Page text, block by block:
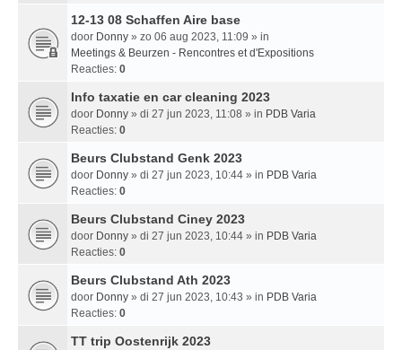
12-13 08 Schaffen Aire base
door Donny » zo 06 aug 2023, 11:09 » in
Meetings & Beurzen - Rencontres et d'Expositions
Reacties: 0
Info taxatie en car cleaning 2023
door Donny » di 27 jun 2023, 11:08 » in PDB Varia
Reacties: 0
Beurs Clubstand Genk 2023
door Donny » di 27 jun 2023, 10:44 » in PDB Varia
Reacties: 0
Beurs Clubstand Ciney 2023
door Donny » di 27 jun 2023, 10:44 » in PDB Varia
Reacties: 0
Beurs Clubstand Ath 2023
door Donny » di 27 jun 2023, 10:43 » in PDB Varia
Reacties: 0
TT trip Oostenrijk 2023